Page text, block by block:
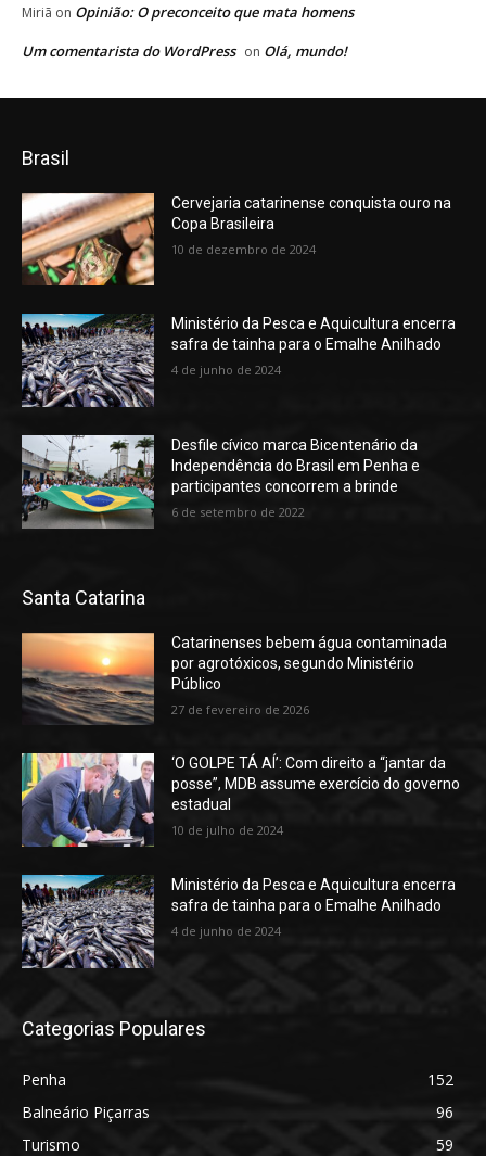
Miriã on Opinião: O preconceito que mata homens
Um comentarista do WordPress on Olá, mundo!
Brasil
Cervejaria catarinense conquista ouro na
Copa Brasileira
10 de dezembro de 2024
Ministério da Pesca e Aquicultura encerra
safra de tainha para o Emalhe Anilhado
4 de junho de 2024
Desfile cívico marca Bicentenário da
Independência do Brasil em Penha e
participantes concorrem a brinde
6 de setembro de 2022
Santa Catarina
Catarinenses bebem água contaminada
por agrotóxicos, segundo Ministério
Público
27 de fevereiro de 2026
‘O GOLPE TÁ AÍ’: Com direito a “jantar da
posse”, MDB assume exercício do governo
estadual
10 de julho de 2024
Ministério da Pesca e Aquicultura encerra
safra de tainha para o Emalhe Anilhado
4 de junho de 2024
Categorias Populares
Penha
152
Balneário Piçarras
96
Turismo
59